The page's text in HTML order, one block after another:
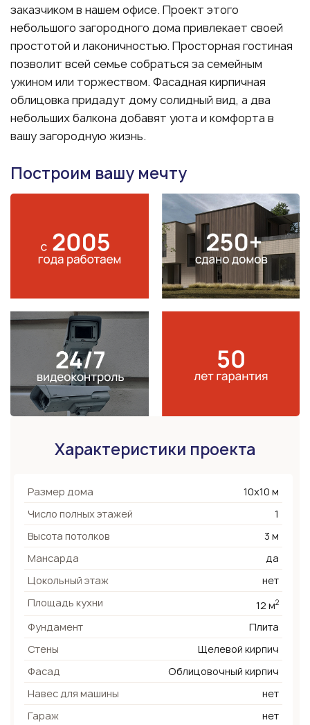
заказчиком в нашем офисе. Проект этого
небольшого загородного дома привлекает своей
простотой и лаконичностью. Просторная гостиная
позволит всей семье собраться за семейным
ужином или торжеством. Фасадная кирпичная
облицовка придадут дому солидный вид, а два
небольших балкона добавят уюта и комфорта в
вашу загородную жизнь.
Построим вашу мечту
Характеристики проекта
Размер дома
10х10 м
Число полных этажей
1
Высота потолков
3 м
Мансарда
да
Цокольный этаж
нет
Площадь кухни
12 м2
Фундамент
Плита
Стены
Щелевой кирпич
Фасад
Облицовочный кирпич
Навес для машины
нет
Гараж
нет